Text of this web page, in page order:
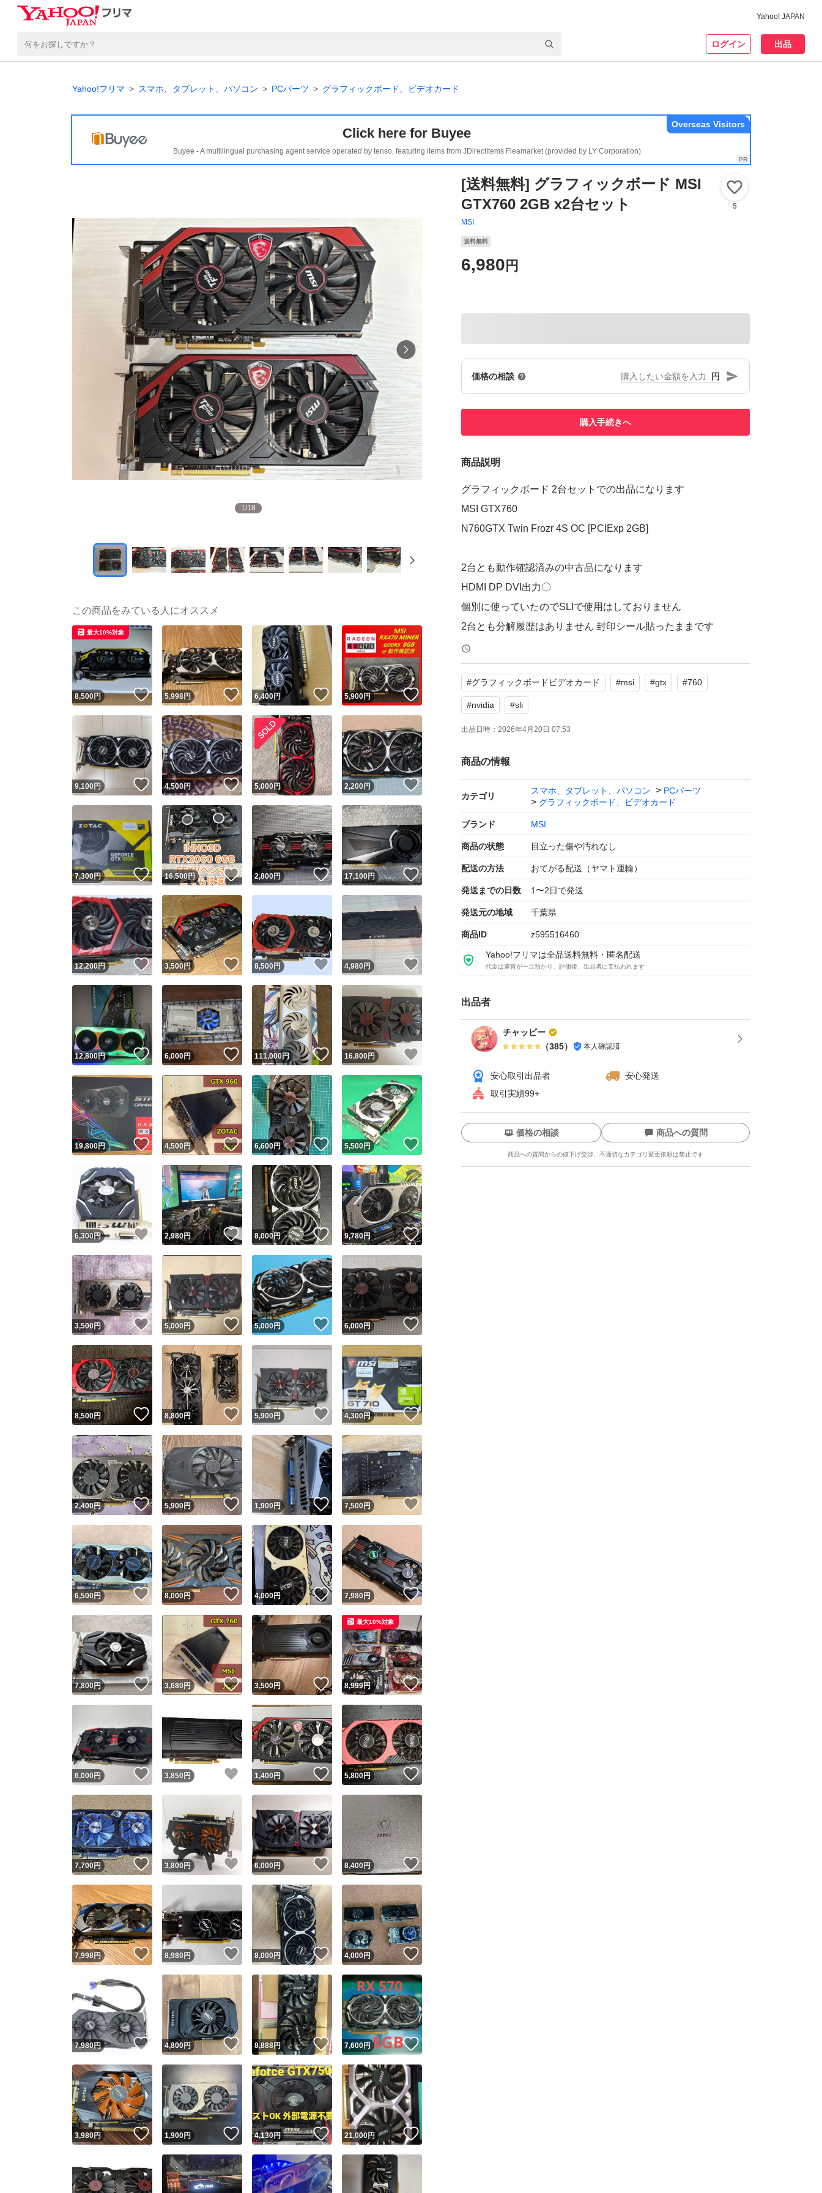
Yahoo! JAPAN
ログイン 出品
Yahoo!フリマ スマホ、タブレット、パソコン PCパーツ グラフィックボード、ビデオカード
Click here for Buyee
Buyee - A multilingual purchasing agent service operated by tenso, featuring items from JDirectItems Fleamarket (provided by LY Corporation)
Overseas Visitors
1/18
[送料無料] グラフィックボード MSI
GTX760 2GB x2台セット
MSI
5
送料無料
6,980 円
価格の相談 円
購入手続きへ
商品説明
グラフィックボード 2台セットでの出品になります
MSI GTX760
N760GTX Twin Frozr 4S OC [PCIExp 2GB]
2台とも動作確認済みの中古品になります
HDMI DP DVI出力〇
個別に使っていたのでSLIで使用はしておりません
2台とも分解履歴はありません 封印シール貼ったままです
非喫煙 ペットなし環境での使用です
本体他付属品はありません
現状でのお渡しとなります
#グラフィックボードビデオカード #msi #gtx #760
#nvidia #sli
出品日時： 2026年4月20日 07:53
商品の情報
カテゴリ
スマホ、タブレット、パソコン
PCパーツ
グラフィックボード、ビデオカード
ブランド MSI
商品の状態 目立った傷や汚れなし
配送の方法 おてがる配送（ヤマト運輸）
発送までの日数 1〜2日で発送
発送元の地域 千葉県
商品ID z595516460
Yahoo!フリマは全品送料無料・匿名配送
代金は運営が一旦預かり、評価後、出品者に支払われます
出品者
チャッピー
（385） 本人確認済
安心取引出品者
安心発送
取引実績99+
ユーザーの実績について
Yahoo!フリマが定めた一定の基準を満たしたユーザーにバッジを付与しています
安心取引出品者
安心取引出品者 Yahoo!フリマの基準をクリアした安心・安全なユーザーです
取引実績
このユーザーはYahoo!フリマの取引を完了させた実績があります
他フリマ実績◯+ このユーザーは他フリマサービスでの取引実績があります
スピード&安心発送
※このバッジは実績に基づく表示であり、発送を保証しているものではありません
スピード＆安心発送
このユーザーは高頻度で24時間以内＆設定した発送日数内に発送してい
ます
スピード発送 このユーザーは高頻度で24時間以内に発送しています
安心発送 このユーザーは設定した発送日数内に発送しています
価格の相談 商品への質問
商品への質問からの値下げ交渉、不適切なカテゴリ変更依頼は禁止です
この商品の情報をコピーします
商品画像の 無断転載は禁止されています
1商品につき1回です
出品ページへ
キャンセル
この商品をみている人にオススメ
8,500円 いいね！
最大10%対象
5,998円 いいね！
6,400円 いいね！
5,900円
9,100円 いいね！
4,500円 いいね！
5,000円 2,200円 いいね！
7,300円 いいね！
16,500円 いいね！
2,800円 いいね！
17,100円 いいね！
12,200円 いいね！
3,500円 いいね！
8,500円 いいね！
4,980円 いいね！
12,800円 いいね！
6,000円 いいね！
111,000円 いいね！
16,800円
19,800円 いいね！
4,500円 いいね！
6,600円 いいね！
5,500円
6,300円 いいね！
2,980円 いいね！
8,000円 いいね！
9,780円 いいね！
3,500円 いいね！
5,000円 いいね！
5,000円 いいね！
6,000円 いいね！
8,500円 いいね！
8,800円 いいね！
5,900円 いいね！
4,300円 いいね！
2,400円 いいね！
5,900円 いいね！
1,900円 いいね！
7,500円
6,500円 いいね！
8,000円 いいね！
4,000円 いいね！
7,980円 いいね！
7,800円 いいね！
3,680円 いいね！
3,500円 いいね！
8,999円 いいね！
最大10%対象
6,000円 いいね！
3,850 円 いいね！
1,400円 いいね！
5,800円 いいね！
7,700円 いいね！
3,800円 いいね！
6,000円 いいね！
8,400円 いいね！
7,998円 いいね！
8,980 円 いいね！
8,000円 いいね！
4,000円 いいね！
7,980円 いいね！
4,800円 いいね！
8,888円 いいね！
7,600円 いいね！
3,980円 いいね！
1,900円 いいね！
4,130円 いいね！
21,000円 いいね！